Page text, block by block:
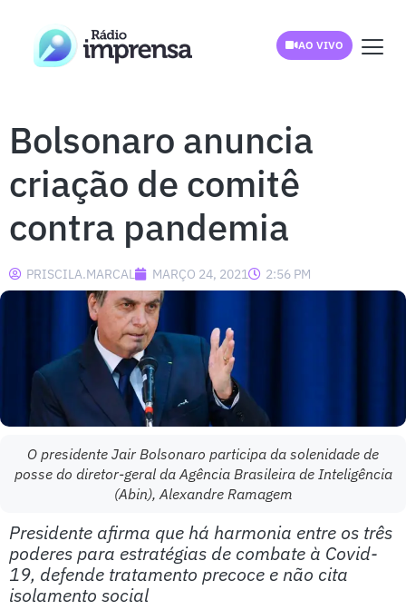
AO VIVO
Bolsonaro anuncia
criação de comitê
contra pandemia
PRISCILA.MARCAL MARÇO 24, 2021 2:56 PM
O presidente Jair Bolsonaro participa da solenidade de
posse do diretor-geral da Agência Brasileira de Inteligência
(Abin), Alexandre Ramagem
Presidente afirma que há harmonia entre os três
poderes para estratégias de combate à Covid-
19, defende tratamento precoce e não cita
isolamento social